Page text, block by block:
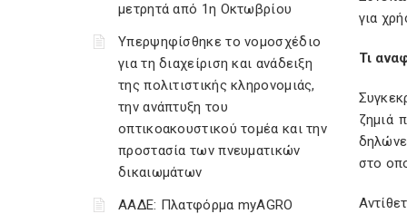
μετρητά από 1η Οκτωβρίου
Υπερψηφίσθηκε το νομοσχέδιο
για τη διαχείριση και ανάδειξη
της πολιτιστικής κληρονομιάς,
την ανάπτυξη του
οπτικοακουστικού τομέα και την
προστασία των πνευματικών
δικαιωμάτων
ΑΑΔΕ: Πλατφόρμα myAGRO
για
Τι
ζημιά
στο